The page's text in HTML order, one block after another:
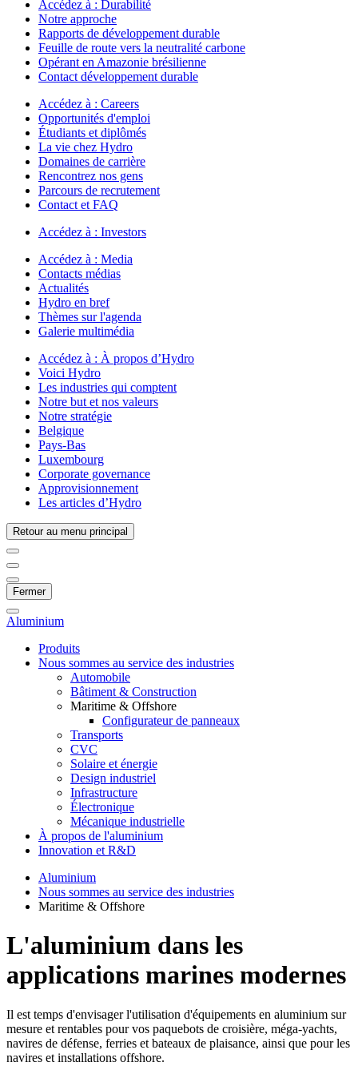
Accédez à : Durabilité
Notre approche
Rapports de développement durable
Feuille de route vers la neutralité carbone
Opérant en Amazonie brésilienne
Contact développement durable
Accédez à : Careers
Opportunités d'emploi
Étudiants et diplômés
La vie chez Hydro
Domaines de carrière
Rencontrez nos gens
Parcours de recrutement
Contact et FAQ
Accédez à : Investors
Accédez à : Media
Contacts médias
Actualités
Hydro en bref
Thèmes sur l'agenda
Galerie multimédia
Accédez à : À propos d’Hydro
Voici Hydro
Les industries qui comptent
Notre but et nos valeurs
Notre stratégie
Belgique
Pays-Bas
Luxembourg
Corporate governance
Approvisionnement
Les articles d’Hydro
Retour au menu principal
Fermer
Aluminium
Produits
Nous sommes au service des industries
Automobile
Bâtiment & Construction
Maritime & Offshore
Configurateur de panneaux
Transports
CVC
Solaire et énergie
Design industriel
Infrastructure
Électronique
Mécanique industrielle
À propos de l'aluminium
Innovation et R&D
Aluminium
Nous sommes au service des industries
Maritime & Offshore
L'aluminium dans les
applications marines modernes
Il est temps d'envisager l'utilisation d'équipements en aluminium sur
mesure et rentables pour vos paquebots de croisière, méga-yachts,
navires de défense, ferries et bateaux de plaisance, ainsi que pour les
navires et installations offshore.